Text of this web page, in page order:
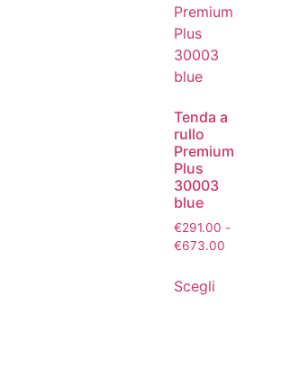
Tenda a
rullo
Premium
Plus
30003
blue
€291.00 -
€673.00
Scegli